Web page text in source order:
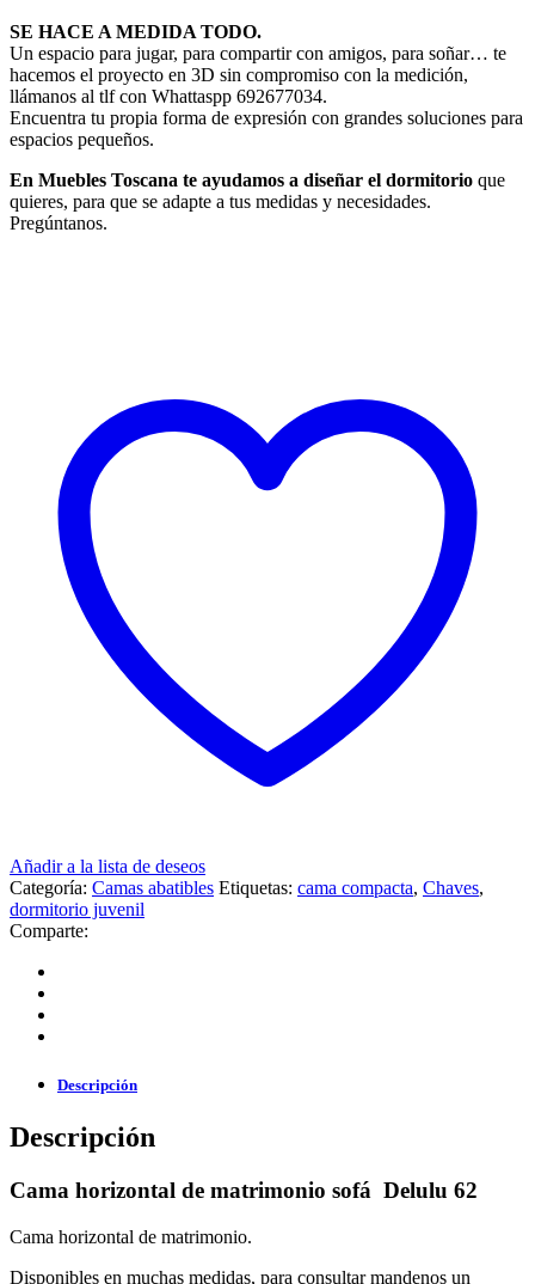
SE HACE A MEDIDA TODO.
Un espacio para jugar, para compartir con amigos, para soñar… te
hacemos el proyecto en 3D sin compromiso con la medición,
llámanos al tlf con Whattaspp 692677034.
Encuentra tu propia forma de expresión con grandes soluciones para
espacios pequeños.
En Muebles Toscana te ayudamos a diseñar el dormitorio que
quieres, para que se adapte a tus medidas y necesidades.
Pregúntanos.
Añadir a la lista de deseos
Categoría: Camas abatibles Etiquetas: cama compacta, Chaves,
dormitorio juvenil
Comparte:
Descripción
Descripción
Cama horizontal de matrimonio sofá Delulu 62
Cama horizontal de matrimonio.
Disponibles en muchas medidas, para consultar mandenos un